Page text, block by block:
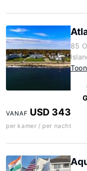
85
VANAF USD 343
per kamer / per nacht